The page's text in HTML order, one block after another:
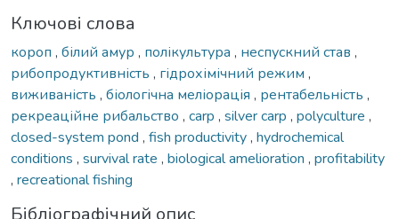
Ключові слова
короп , білий амур , полікультура , неспускний став ,
рибопродуктивність , гідрохімічний режим ,
виживаність , біологічна меліорація , рентабельність ,
рекреаційне рибальство , carp , silver carp , polyculture ,
closed-system pond , fish productivity, hydrochemical
conditions , survival rate , biological amelioration , profitability
, recreational fishing
Бібліографічний опис